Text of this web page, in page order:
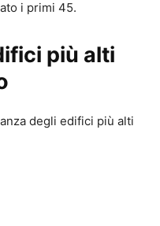
i primi 45.
più alti
degli edifici più alti